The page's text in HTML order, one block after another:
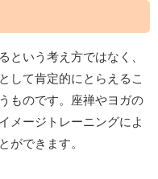
という考え方ではなく、
して肯定的にとらえるこ
ものです。座禅やヨガの
メージトレーニングによ
ができます。